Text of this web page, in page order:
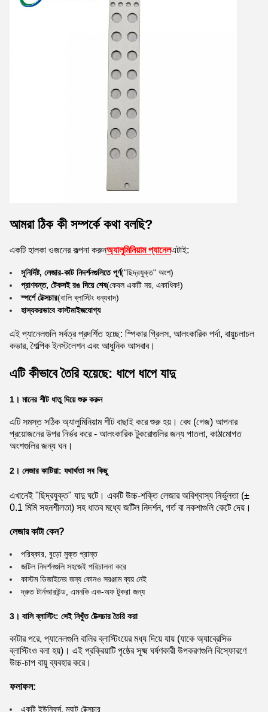
আমরা ঠিক কী সম্পর্কে কথা বলছি?
একটি হালকা ওজনের কল্পনা করুনঅ্যালুমিনিয়াম প্যানেলএটাই:
সুনির্দিষ্ট, লেজার-কাট নিদর্শনগুলিতে পূর্ণ("ছিদ্রযুক্ত" অংশ)
প্রাণবন্ত, টেকসই রঙ দিয়ে শেষ(কেবল একটি নয়, একাধিক!)
স্পর্শে টেক্সচার(বালি ব্লাস্টিং ধন্যবাদ)
হাস্যকরভাবে কাস্টমাইজযোগ্য
এই প্যানেলগুলি সর্বত্র প্রদর্শিত হচ্ছে: স্পিকার গ্রিলস, আলংকারিক পর্দা, বায়ুচলাচল
কভার, শৈল্পিক ইনস্টলেশন এবং আধুনিক আসবাব।
এটি কীভাবে তৈরি হয়েছে: ধাপে ধাপে যাদু
1। মানের শীট ধাতু দিয়ে শুরু করুন
এটি সমস্ত সঠিক অ্যালুমিনিয়াম শীট বাছাই করে শুরু হয়। বেধ (গেজ) আপনার
প্রয়োজনের উপর নির্ভর করে - আলংকারিক টুকরোগুলির জন্য পাতলা, কাঠামোগত
অংশগুলির জন্য ঘন।
2। লেজার কাটিয়া: যথার্থতা সব কিছু
এখানেই "ছিদ্রযুক্ত" যাদু ঘটে। একটি উচ্চ-শক্তি লেজার অবিশ্বাস্য নির্ভুলতা (±
0.1 মিমি সহনশীলতা) সহ ধাতব মধ্যে জটিল নিদর্শন, গর্ত বা নকশাগুলি কেটে দেয়।
লেজার কাটা কেন?
পরিষ্কার, বুড়ো মুক্ত প্রান্ত
জটিল নিদর্শনগুলি সহজেই পরিচালনা করে
কাস্টম ডিজাইনের জন্য কোনও সরঞ্জাম ব্যয় নেই
দ্রুত টার্নআরউন্ড, এমনকি এক-অফ টুকরা জন্য
3। বালি ব্লাস্টিং: সেই নিখুঁত টেক্সচার তৈরি করা
কাটার পরে, প্যানেলগুলি বালির ব্লাস্টিংয়ের মধ্য দিয়ে যায় (যাকে অ্যাব্রেসিভ
ব্লাস্টিংও বলা হয়)। এই প্রক্রিয়াটি পৃষ্ঠের সূক্ষ্ম ঘর্ষণকারী উপকরণগুলি বিস্ফোরণে
উচ্চ-চাপ বায়ু ব্যবহার করে।
ফলাফল:
একটি ইউনিফর্ম, ম্যাট টেক্সচার